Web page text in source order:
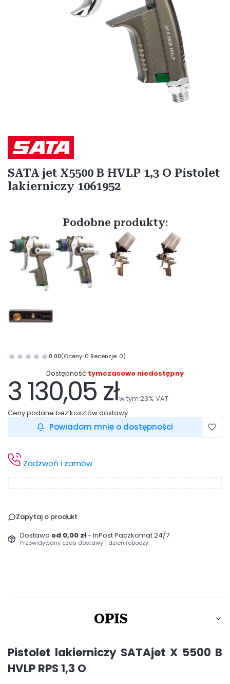
Etykiety
SATA jet X5500 B HVLP 1,3 O Pistolet
lakierniczy 1061952
Podobne produkty:
0.00(Oceny: 0 Recenzje: 0)
Dostępność:tymczasowo niedostępny
Cena
3 130,05 złw tym 23% VAT
w tym 23% VAT
Ceny podane bez kosztów dostawy.
Powiadom mnie o dostępności
Zadzwoń i zamów
Zapytaj o produkt
Dostawa od 0,00 zł- InPost Paczkomat 24/7
Przewidywany czas dostawy 1 dzień roboczy.
OPIS
Pistolet lakierniczy SATAjet X 5500 B
HVLP RPS 1,3 O